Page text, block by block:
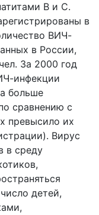
В и С.
в
ВИЧ-
в России,
За 2000 год
инфекции
больше
сравнению с
превысило их
Вирус
в среду
детей,